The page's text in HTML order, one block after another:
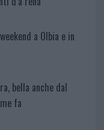
a Olbia e in
bella anche dal
fa